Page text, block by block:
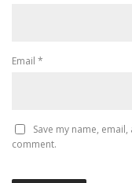
Email *
Save my name,
comment.